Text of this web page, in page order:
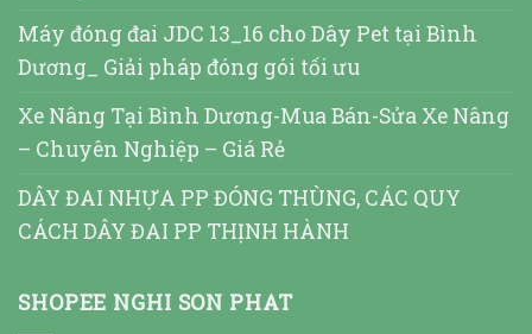
Máy đóng đai JDC 13_16 cho Dây Pet tại Bình
Dương_ Giải pháp đóng gói tối ưu
Xe Nâng Tại Bình Dương-Mua Bán-Sửa Xe Nâng
– Chuyên Nghiệp – Giá Rẻ
DÂY ĐAI NHỰA PP ĐÓNG THÙNG, CÁC QUY
CÁCH DÂY ĐAI PP THỊNH HÀNH
SHOPEE NGHI SON PHAT